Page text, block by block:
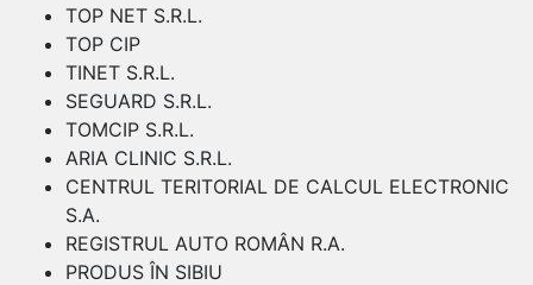
TOP NET S.R.L.
TOP CIP
TINET S.R.L.
SEGUARD S.R.L.
TOMCIP S.R.L.
ARIA CLINIC S.R.L.
CENTRUL TERITORIAL DE CALCUL ELECTRONIC
S.A.
REGISTRUL AUTO ROMÂN R.A.
PRODUS ÎN SIBIU